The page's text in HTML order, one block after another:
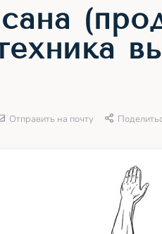
Отправить на почту